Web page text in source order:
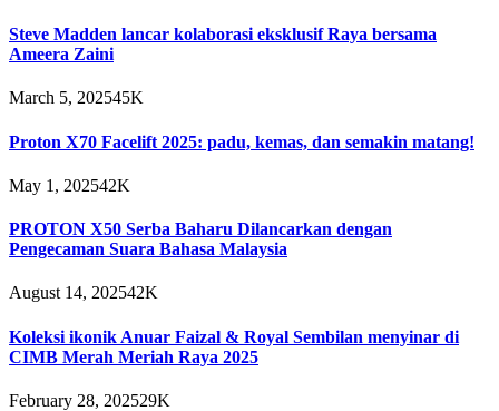
Steve Madden lancar kolaborasi eksklusif Raya bersama
Ameera Zaini
March 5, 202545K
Proton X70 Facelift 2025: padu, kemas, dan semakin matang!
May 1, 202542K
PROTON X50 Serba Baharu Dilancarkan dengan
Pengecaman Suara Bahasa Malaysia
August 14, 202542K
Koleksi ikonik Anuar Faizal & Royal Sembilan menyinar di
CIMB Merah Meriah Raya 2025
February 28, 202529K